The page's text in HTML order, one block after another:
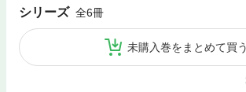
シリーズ 全6冊
未購入巻をまとめて買う